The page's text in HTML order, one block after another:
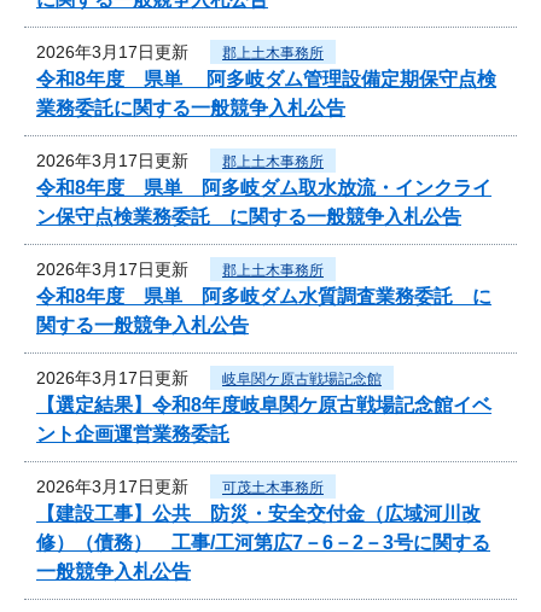
2026年3月17日更新 郡上土木事務所
令和8年度 県単 阿多岐ダム管理設備定期保守点検
業務委託に関する一般競争入札公告
2026年3月17日更新 郡上土木事務所
令和8年度 県単 阿多岐ダム取水放流・インクライ
ン保守点検業務委託 に関する一般競争入札公告
2026年3月17日更新 郡上土木事務所
令和8年度 県単 阿多岐ダム水質調査業務委託 に
関する一般競争入札公告
2026年3月17日更新 岐阜関ケ原古戦場記念館
【選定結果】令和8年度岐阜関ケ原古戦場記念館イベ
ント企画運営業務委託
2026年3月17日更新 可茂土木事務所
【建設工事】公共 防災・安全交付金（広域河川改
修）（債務） 工事/工河第広7－6－2－3号に関する
一般競争入札公告